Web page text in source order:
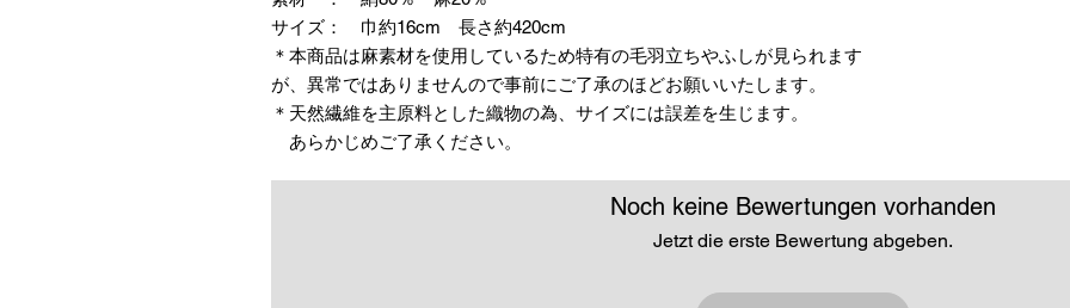
サイズ： 巾約16cm 長さ約420cm
＊本商品は麻素材を使用しているため特有の毛羽立ちやふしが見られます
が、異常ではありませんので事前にご了承のほどお願いいたします。
＊天然繊維を主原料とした織物の為、サイズには誤差を生じます。
あらかじめご了承ください。
Noch keine Bewertungen vorhanden
Jetzt die erste Bewertung abgeben.